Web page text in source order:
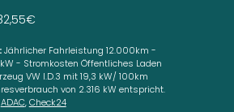
Jährlicher Fahrleistung 12.000km -
- Stromkosten Öffentliches Laden
VW I.D.3 mit 19,3 kW/ 100km
von 2.316 kW entspricht.
ADAC,Check24